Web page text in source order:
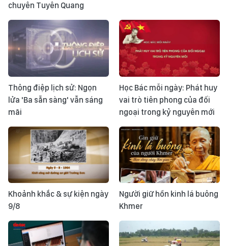
chuyên Tuyên Quang
Thông điệp lịch sử: Ngọn
lửa 'Ba sẵn sàng' vẫn sáng
mãi
Học Bác mỗi ngày: Phát huy
vai trò tiên phong của đối
ngoại trong kỷ nguyên mới
Khoảnh khắc & sự kiện ngày
9/8
Người giữ hồn kinh lá buông
Khmer